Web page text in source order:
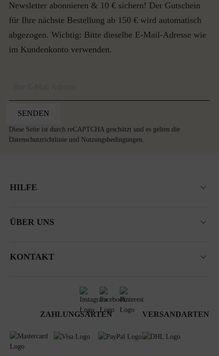
Newsletter abonnieren & 10 € sichern! Der Gutschein
für Ihre nächste Bestellung ab 150 € wird automatisch
abgezogen. Wichtig: Bitte dieselbe E-Mail-Adresse wie
im Kundenkonto verwenden.
SENDEN
Diese Seite ist durch reCAPTCHA geschützt und es gelten die
Datenschutzrichtlinie und Nutzungsbedingungen.
HILFE
ÜBER UNS
KONTAKT
ZAHLUNGSARTEN VERSANDARTEN